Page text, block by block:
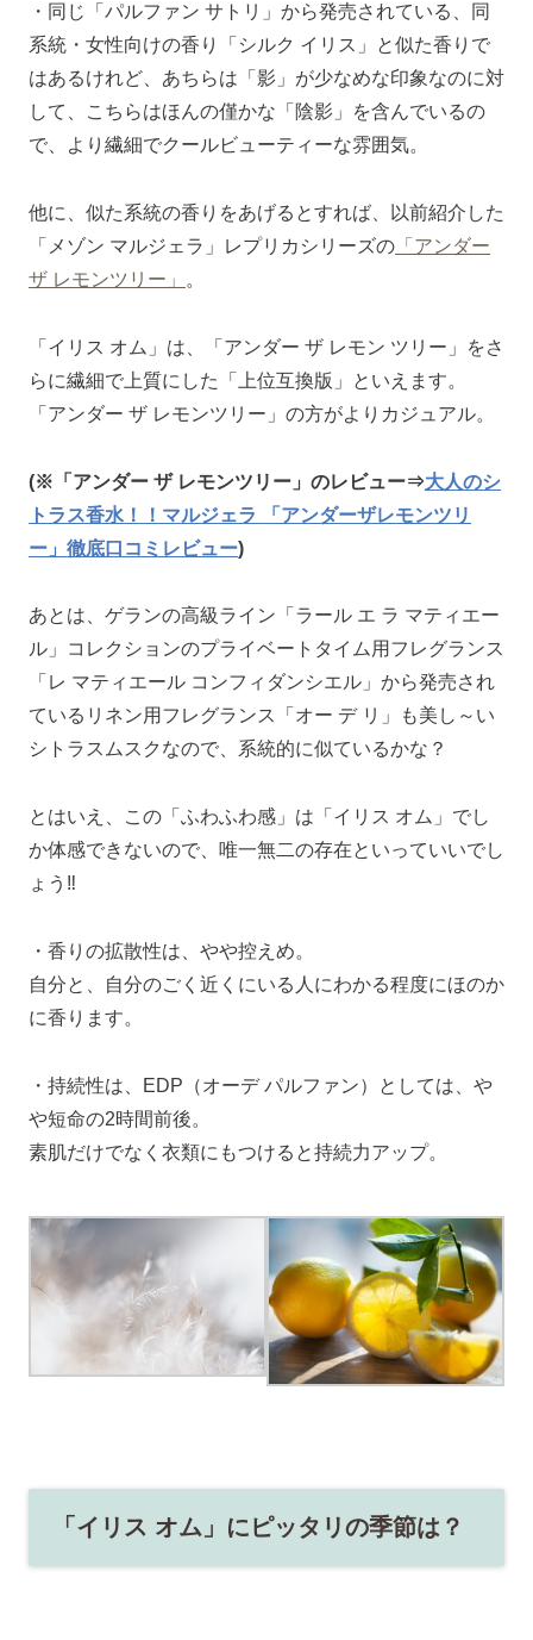
・同じ「パルファン サトリ」から発売されている、同
系統・女性向けの香り「シルク イリス」と似た香りで
はあるけれど、あちらは「影」が少なめな印象なのに対
して、こちらはほんの僅かな「陰影」を含んでいるの
で、より繊細でクールビューティーな雰囲気。
他に、似た系統の香りをあげるとすれば、以前紹介した
「メゾン マルジェラ」レプリカシリーズの 「アンダー
ザ レモンツリー」
。
「イリス オム」は、「アンダー ザ レモン ツリー」をさ
らに繊細で上質にした「上位互換版」といえます。
「アンダー ザ レモンツリー」の方がよりカジュアル。
(※「アンダー ザ レモンツリー」のレビュー⇒大人のシ
トラス香水！！マルジェラ 「アンダーザレモンツリ
ー」徹底口コミレビュー)
あとは、ゲランの高級ライン「ラール エ ラ マティエー
ル」コレクションのプライベートタイム用フレグランス
「レ マティエール コンフィダンシエル」から発売され
ているリネン用フレグランス「オー デ リ」も美し～い
シトラスムスクなので、系統的に似ているかな？
とはいえ、この「ふわふわ感」は「イリス オム」でし
か体感できないので、唯一無二の存在といっていいでし
ょう‼
・香りの拡散性は、やや控えめ。
自分と、自分のごく近くにいる人にわかる程度にほのか
に香ります。
・持続性は、EDP（オーデ パルファン）としては、や
や短命の2時間前後。
素肌だけでなく衣類にもつけると持続力アップ。
「イリス オム」にピッタリの季節は？